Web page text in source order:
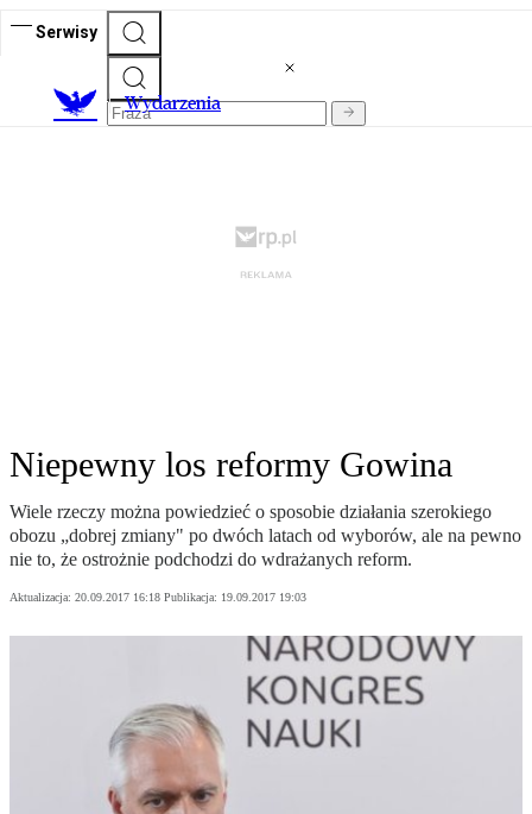
Serwisy
Wydarzenia
Niepewny los reformy Gowina
Wiele rzeczy można powiedzieć o sposobie działania szerokiego
obozu „dobrej zmiany" po dwóch latach od wyborów, ale na pewno
nie to, że ostrożnie podchodzi do wdrażanych reform.
Aktualizacja: 20.09.2017 16:18 Publikacja: 19.09.2017 19:03